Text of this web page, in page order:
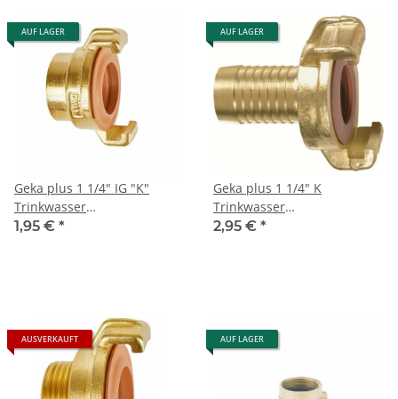
AUF LAGER
Geka plus 1 1/4" IG "K"
Trinkwasser
Schnellkupplung Messing
1,95 € *
AUF LAGER
Geka plus 1 1/4" K
Trinkwasser
2,95 € *
AUSVERKAUFT AUF LAGER